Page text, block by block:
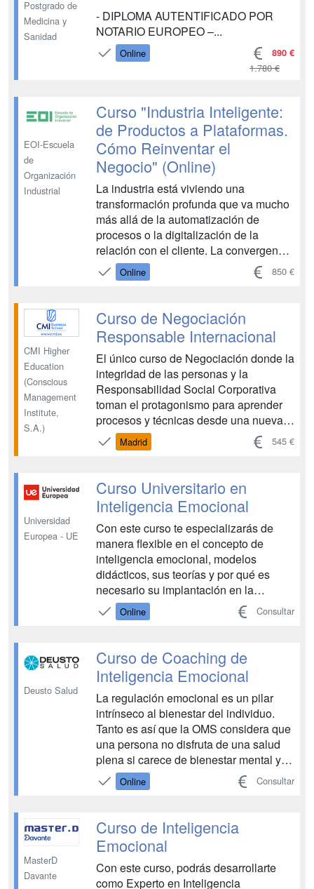
DE...
Postgrado de
Medicina y
Sanidad
- DIPLOMA AUTENTIFICADO POR
NOTARIO EUROPEO –...
Online 890 €
1.780 €
EOI-Escuela
de
Organización
Industrial
Curso "Industria Inteligente:
de Productos a Plataformas.
Cómo Reinventar el
Negocio" (Online)
La industria está viviendo una
transformación profunda que va mucho
más allá de la automatización de
procesos o la digitalización de la
relación con el cliente. La convergencia
de tecnologías como el Internet de las
Cosas (IoT), la computación en la nube,
artificial está haciendo posible una
nueva generación ...
Online 850 €
CMI Higher
Education
(Conscious
Management
Institute,
S.A.)
Curso de Negociación
Responsable Internacional
El único curso de Negociación donde la
integridad de las personas y la
Responsabilidad Social Corporativa
toman el protagonismo para aprender
procesos y técnicas desde una nueva
óptica de colaboración y obtener así los
mejores resultados. El curso es
con más de 15 años de experiencia en
negociaciones dive...
Madrid 545 €
Universidad
Europea - UE
Curso Universitario en
Inteligencia Emocional
Con este curso te especializarás de
manera flexible en el concepto de
inteligencia emocional, modelos
didácticos, sus teorías y por qué es
necesario su implantación en la
actualidad en el aula. Tendrás acceso a
masterclasses online con reputados
Sumarás puntos en el apartado de
formación permanente de las opo...
Online Consultar
Deusto Salud
Curso de Coaching de
Inteligencia Emocional
La regulación emocional es un pilar
intrínseco al bienestar del individuo.
Tanto es así que la OMS considera que
una persona no disfruta de una salud
plena si carece de bienestar mental y
social. El coaching surge como
herramienta eficaz para la regulación
fomentar el desarrollo emocional en tu
entorno? Aprende...
Online Consultar
MasterD
Davante
Curso de Inteligencia
Emocional
Con este curso, podrás desarrollarte
como Experto en Inteligencia